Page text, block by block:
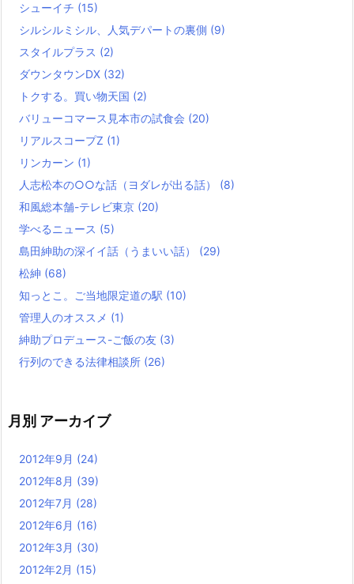
シューイチ (15)
シルシルミシル、人気デパートの裏側 (9)
スタイルプラス (2)
ダウンタウンDX (32)
トクする。買い物天国 (2)
バリューコマース見本市の試食会 (20)
リアルスコープZ (1)
リンカーン (1)
人志松本の○○な話（ヨダレが出る話） (8)
和風総本舗-テレビ東京 (20)
学べるニュース (5)
島田紳助の深イイ話（うまいい話） (29)
松紳 (68)
知っとこ。ご当地限定道の駅 (10)
管理人のオススメ (1)
紳助プロデュース-ご飯の友 (3)
行列のできる法律相談所 (26)
月別 アーカイブ
2012年9月 (24)
2012年8月 (39)
2012年7月 (28)
2012年6月 (16)
2012年3月 (30)
2012年2月 (15)